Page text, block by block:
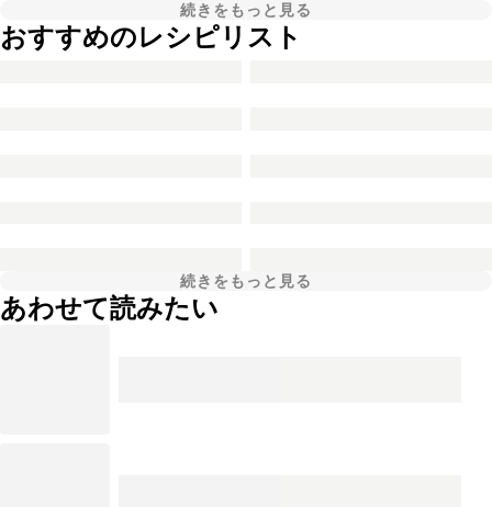
続きをもっと見る
おすすめのレシピリスト
続きをもっと見る
あわせて読みたい